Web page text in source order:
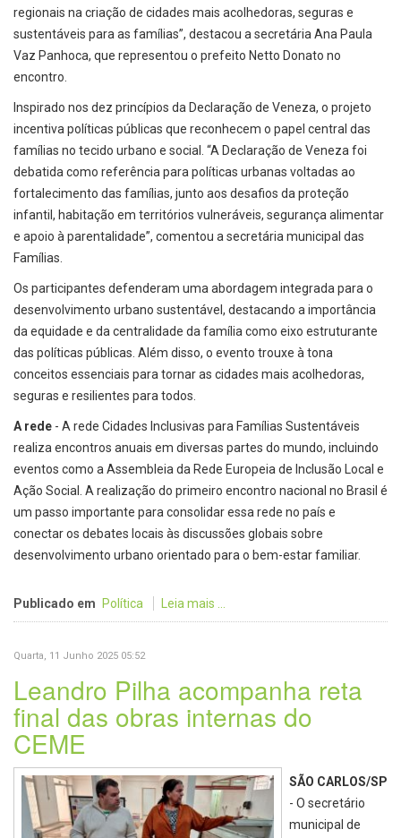
regionais na criação de cidades mais acolhedoras, seguras e
sustentáveis para as famílias”, destacou a secretária Ana Paula
Vaz Panhoca, que representou o prefeito Netto Donato no
encontro.
Inspirado nos dez princípios da Declaração de Veneza, o projeto
incentiva políticas públicas que reconhecem o papel central das
famílias no tecido urbano e social. “A Declaração de Veneza foi
debatida como referência para políticas urbanas voltadas ao
fortalecimento das famílias, junto aos desafios da proteção
infantil, habitação em territórios vulneráveis, segurança alimentar
e apoio à parentalidade”, comentou a secretária municipal das
Famílias.
Os participantes defenderam uma abordagem integrada para o
desenvolvimento urbano sustentável, destacando a importância
da equidade e da centralidade da família como eixo estruturante
das políticas públicas. Além disso, o evento trouxe à tona
conceitos essenciais para tornar as cidades mais acolhedoras,
seguras e resilientes para todos.
A rede - A rede Cidades Inclusivas para Famílias Sustentáveis
realiza encontros anuais em diversas partes do mundo, incluindo
eventos como a Assembleia da Rede Europeia de Inclusão Local e
Ação Social. A realização do primeiro encontro nacional no Brasil é
um passo importante para consolidar essa rede no país e
conectar os debates locais às discussões globais sobre
desenvolvimento urbano orientado para o bem-estar familiar.
Publicado em Política Leia mais ...
Quarta, 11 Junho 2025 05:52
Leandro Pilha acompanha reta
final das obras internas do
CEME
SÃO CARLOS/SP
- O secretário
municipal de